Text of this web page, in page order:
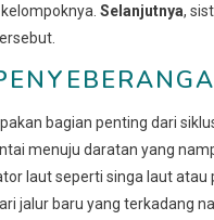
Selanjutnya,
bagian penting dari
menuju daratan yang
laut seperti singa laut atau
jalur baru yang terkadang